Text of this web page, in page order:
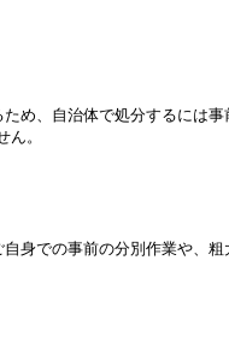
め、自治体で処分するには事
。
身での事前の分別作業や、